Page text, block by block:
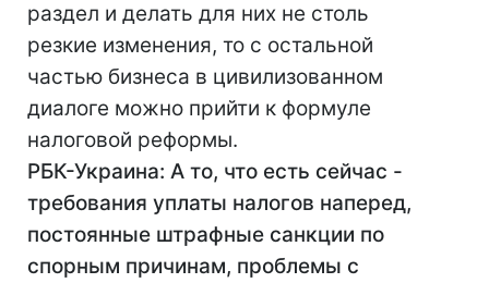
раздел и делать для них не столь
резкие изменения, то с остальной
частью бизнеса в цивилизованном
диалоге можно прийти к формуле
налоговой реформы.
РБК-Украина: А то, что есть сейчас -
требования уплаты налогов наперед,
постоянные штрафные санкции по
спорным причинам, проблемы с